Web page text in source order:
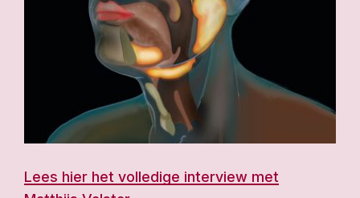
Lees hier het volledige interview met